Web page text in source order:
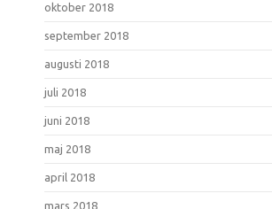
oktober 2018
september 2018
augusti 2018
juli 2018
juni 2018
maj 2018
april 2018
mars 2018